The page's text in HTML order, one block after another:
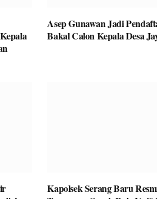
Asep Gunawan Jadi
Bakal Calon Kepala Desa
Kapolsek Serang Baru